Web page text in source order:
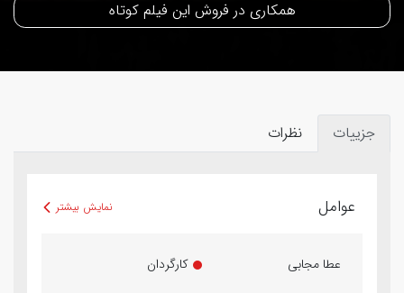
همکاری در فروش این فیلم کوتاه
جزییات نظرات
عوامل نمایش بیشتر
عطا مجابی کارگردان